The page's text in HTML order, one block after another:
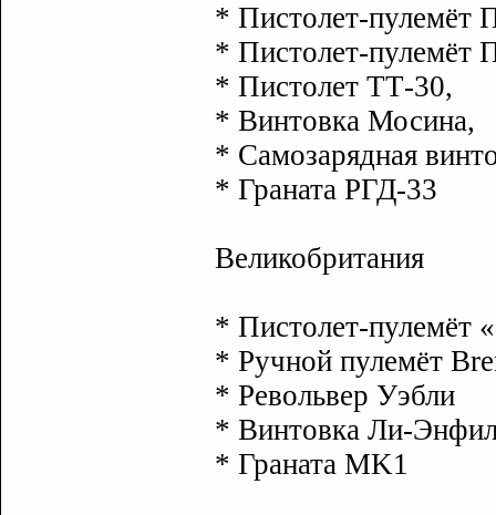
* Пистолет-
* Пистолет-пулемёт
* Пистолет ТТ-30,
* Винтовка Мосина,
* Самозарядная
* Граната РГД-33
Великобритания
* Пистолет-пулемёт
* Ручной пулемёт
* Револьвер Уэбли
* Винтовка Ли-
* Граната MK1